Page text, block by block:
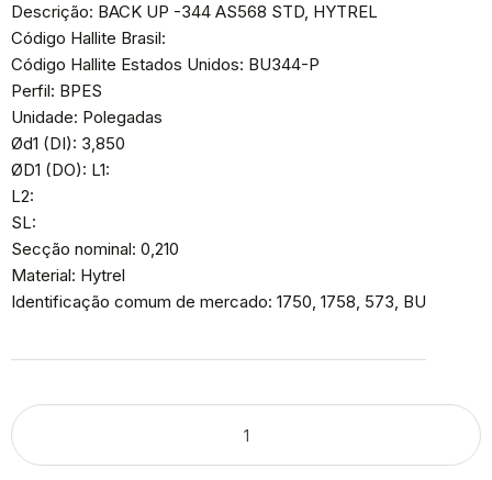
Descrição: BACK UP -344 AS568 STD, HYTREL
Código Hallite Brasil:
Código Hallite Estados Unidos: BU344-P
Perfil: BPES
Unidade: Polegadas
Ød1 (DI): 3,850
ØD1 (DO): L1:
L2:
SL:
Secção nominal: 0,210
Material: Hytrel
Identificação comum de mercado: 1750, 1758, 573, BU